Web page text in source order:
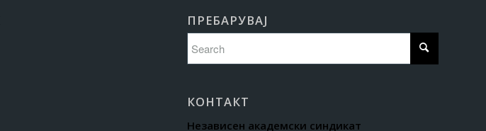
ПРЕБАРУВАЈ
КОНТАКТ
Независен академски синдикат